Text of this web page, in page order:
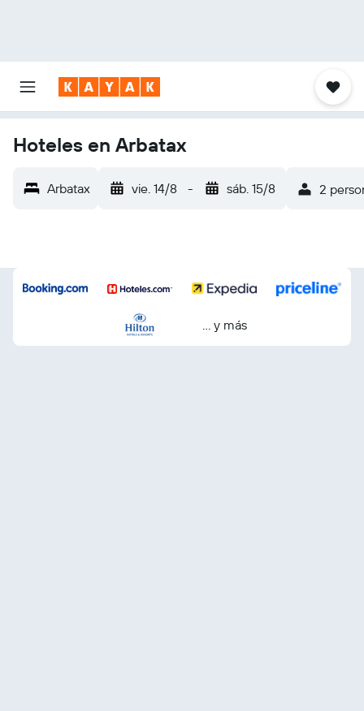
Hoteles en Arbatax
Arbatax vie. 14/8 - sáb. 15/8 2
… y más